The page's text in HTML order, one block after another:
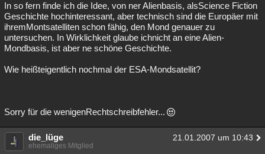
In so fern finde ich die Idee, von ner Alienbasis, alsScience Fiction
Geschichte hochinteressant, aber technisch sind die Europäer mit
ihremMontsatelliten schon fähig, den Mond genauer zu
untersuchen. In Wirklichkeit glaube ichnicht an eine Alien-
Mondbasis, ist aber ne schöne Geschichte.
Wie heißteigentlich nochmal der ESA-Mondsatellit?
Sorry für die wenigenRechtschreibfehler...
die_lüge 21.01.2007 um 10:43
ehemaliges Mitglied